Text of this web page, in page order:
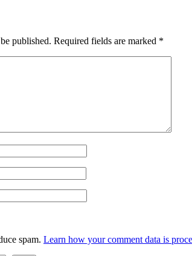
published. Required fields are marked *
spam. Learn how your comment data is